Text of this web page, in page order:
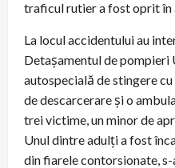
traficul rutier a fost oprit în
La locul accidentului au
Detașamentul de pompieri
autospecială de stingere
de descarcerare și o
trei victime, un minor de
Unul dintre adulți a fost
din fiarele contorsionate,